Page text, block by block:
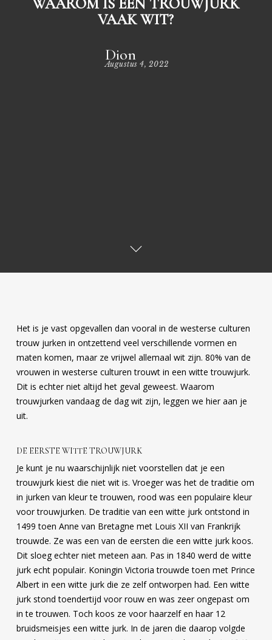
VAAK WIT?
Dion
Augustus 4, 2022
Het is je vast opgevallen dan vooral in de westerse culturen
trouw jurken in ontzettend veel verschillende vormen en
maten komen, maar ze vrijwel allemaal wit zijn. 80% van de
vrouwen in westerse culturen trouwt in een witte trouwjurk.
Dit is echter niet altijd het geval geweest. Waarom
trouwjurken vandaag de dag wit zijn, leggen we hier aan je
uit.
DE EERSTE WITTE TROUWJURK
Je kunt je nu waarschijnlijk niet voorstellen dat je een
trouwjurk kiest die niet wit is. Vroeger was het de traditie om
in jurken van kleur te trouwen, rood was een populaire kleur
voor trouwjurken. De traditie van een witte jurk ontstond in
1499 toen Anne van Bretagne met Louis XII van Frankrijk
trouwde. Ze was een van de eersten die een witte jurk koos.
Dit sloeg echter niet meteen aan. Pas in 1840 werd de witte
jurk echt populair. Koningin Victoria trouwde toen met Prince
Albert in een witte jurk die ze zelf ontworpen had. Een witte
jurk stond toendertijd voor rouw en was zeer ongepast om
in te trouwen. Toch koos ze voor haarzelf en haar 12
bruidsmeisjes een witte jurk. In de jaren die daarop volgde